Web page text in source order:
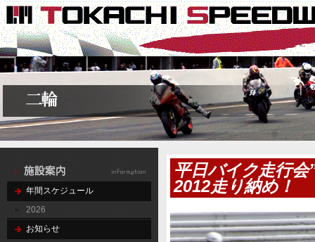
年間スケジュール
2026
お知らせ
平日バイク走行
2012走り納め！